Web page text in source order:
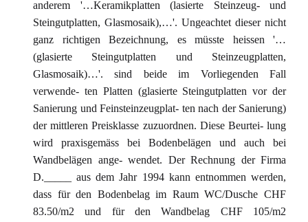
anderem '…Keramikplatten (lasierte Steinzeug- und
Steingutplatten, Glasmosaik),…'. Ungeachtet dieser nicht
ganz richtigen Bezeichnung, es müsste heissen '…
(glasierte Steingutplatten und Steinzeugplatten,
Glasmosaik)…'. sind beide im Vorliegenden Fall
verwende- ten Platten (glasierte Steingutplatten vor der
Sanierung und Feinsteinzeugplat- ten nach der Sanierung)
der mittleren Preisklasse zuzuordnen. Diese Beurtei- lung
wird praxisgemäss bei Bodenbelägen und auch bei
Wandbelägen ange- wendet. Der Rechnung der Firma
D._____ aus dem Jahr 1994 kann entnommen werden,
dass für den Bodenbelag im Raum WC/Dusche CHF
83.50/m2 und für den Wandbelag CHF 105/m2